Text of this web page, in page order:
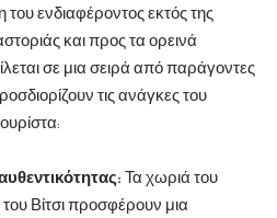
του ενδιαφέροντος εκτός της
και προς τα ορεινά
σε μια σειρά από παράγοντες
τις ανάγκες του
Τα χωριά του
Βίτσι προσφέρουν μια